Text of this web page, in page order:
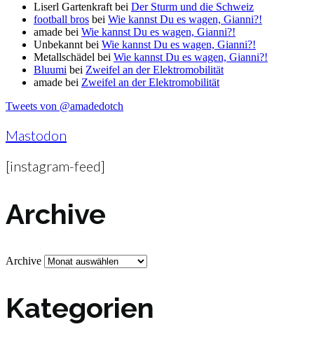
Liserl Gartenkraft bei Der Sturm und die Schweiz
football bros bei Wie kannst Du es wagen, Gianni?!
amade bei Wie kannst Du es wagen, Gianni?!
Unbekannt bei Wie kannst Du es wagen, Gianni?!
Metallschädel bei Wie kannst Du es wagen, Gianni?!
Bluumi bei Zweifel an der Elektromobilität
amade bei Zweifel an der Elektromobilität
Tweets von @amadedotch
Mastodon
[instagram-feed]
Archive
Archive
Kategorien